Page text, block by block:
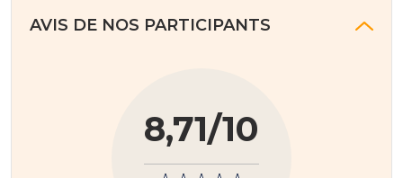
AVIS DE NOS PARTICIPANTS
8,71/10